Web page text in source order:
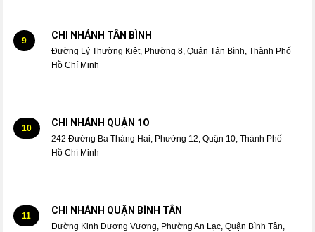
9 CHI NHÁNH TÂN BÌNH
Đường Lý Thường Kiệt, Phường 8, Quận Tân Bình, Thành Phố
Hồ Chí Minh
10 CHI NHÁNH QUẬN 1O
242 Đường Ba Tháng Hai, Phường 12, Quận 10, Thành Phố
Hồ Chí Minh
11 CHI NHÁNH QUẬN BÌNH TÂN
Đường Kinh Dương Vương, Phường An Lạc, Quận Bình Tân,